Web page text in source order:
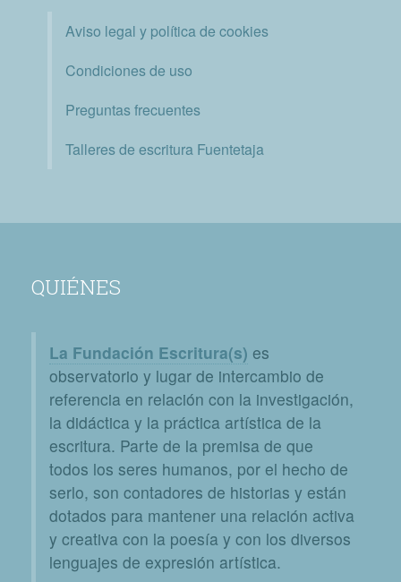
Aviso legal y política de cookies
Condiciones de uso
Preguntas frecuentes
Talleres de escritura Fuentetaja
QUIÉNES
La Fundación Escritura(s) es
observatorio y lugar de intercambio de
referencia en relación con la investigación,
la didáctica y la práctica artística de la
escritura. Parte de la premisa de que
todos los seres humanos, por el hecho de
serlo, son contadores de historias y están
dotados para mantener una relación activa
y creativa con la poesía y con los diversos
lenguajes de expresión artística.